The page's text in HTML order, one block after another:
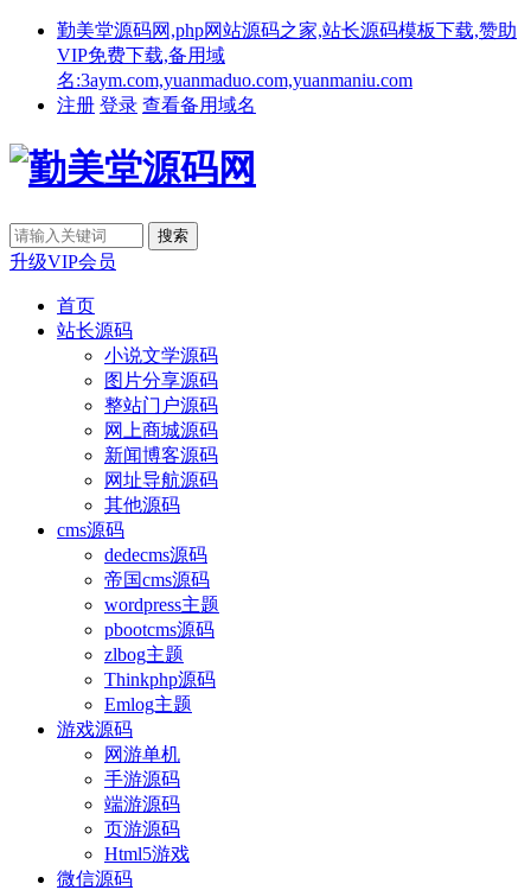
勤美堂源码网,php网站源码之家,站长源码模板下载,赞助
VIP免费下载,备用域
名:3aym.com,yuanmaduo.com,yuanmaniu.com
注册 登录 查看备用域名
升级VIP会员
首页
站长源码
小说文学源码
图片分享源码
整站门户源码
网上商城源码
新闻博客源码
网址导航源码
其他源码
cms源码
dedecms源码
帝国cms源码
wordpress主题
pbootcms源码
zlbog主题
Thinkphp源码
Emlog主题
游戏源码
网游单机
手游源码
端游源码
页游源码
Html5游戏
微信源码